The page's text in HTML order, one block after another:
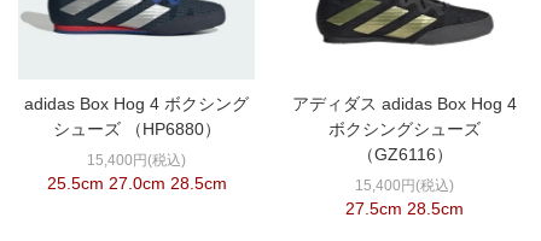
adidas Box Hog 4 ボクシング
シューズ （HP6880）
15,400円(税込)
25.5cm 27.0cm 28.5cm
アディダス adidas Box Hog 4
ボクシングシューズ
（GZ6116）
15,400円(税込)
27.5cm 28.5cm